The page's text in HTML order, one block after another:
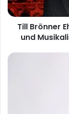
Liebe,
Leben
und
Musikalische
eines
Till Brönner
und
Kaya